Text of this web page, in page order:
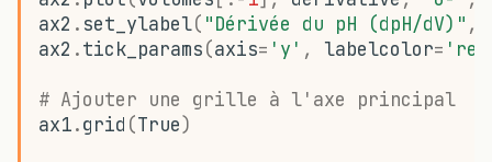
ax2 . set_ylabel( "Dérivée du pH (dpH/dV)" ,
ax2 .tick_params(axis= 'y' , labelcolor=
# Ajouter une grille à l'axe principal
ax1.grid (True)